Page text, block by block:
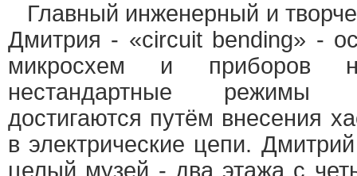
Главный инженерный и
Дмитрия - «сircuit bending» -
микросхем и приборов
нестандартные режимы
достигаются путём внесения
в электрические цепи.
целый музей - два этажа с